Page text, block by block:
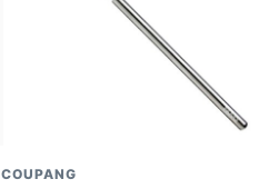
COUPANG